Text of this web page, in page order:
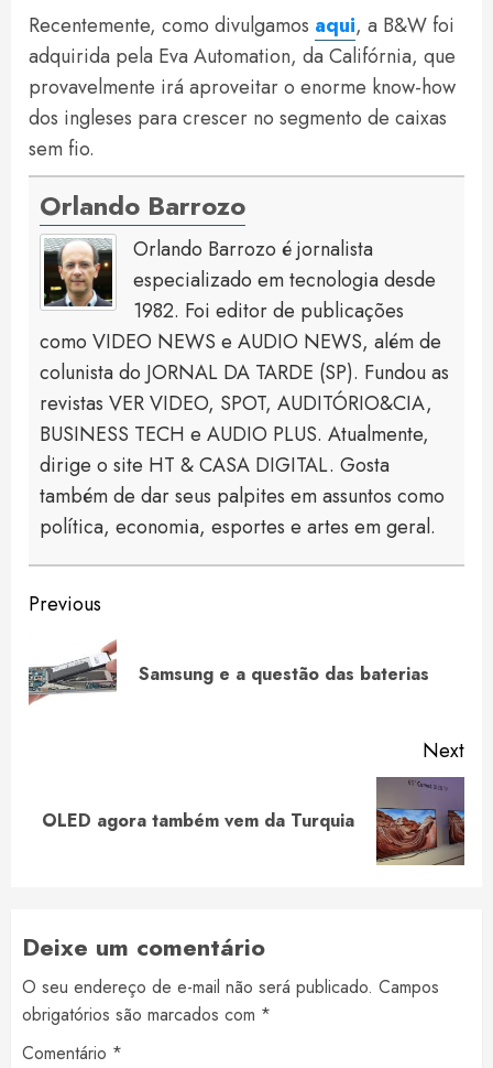
Recentemente, como divulgamos aqui, a B&W foi
adquirida pela Eva Automation, da Califórnia, que
provavelmente irá aproveitar o enorme know-how
dos ingleses para crescer no segmento de caixas
sem fio.
Orlando Barrozo
Orlando Barrozo é jornalista
especializado em tecnologia desde
1982. Foi editor de publicações
como VIDEO NEWS e AUDIO NEWS, além de
colunista do JORNAL DA TARDE (SP). Fundou as
revistas VER VIDEO, SPOT, AUDITÓRIO&CIA,
BUSINESS TECH e AUDIO PLUS. Atualmente,
dirige o site HT & CASA DIGITAL. Gosta
também de dar seus palpites em assuntos como
política, economia, esportes e artes em geral.
Continue
Reading
Previous
Samsung e a questão das baterias
Next
Next
OLED agora também vem da Turquia
Deixe um comentário
O seu endereço de e-mail não será publicado. Campos
obrigatórios são marcados com *
Comentário *